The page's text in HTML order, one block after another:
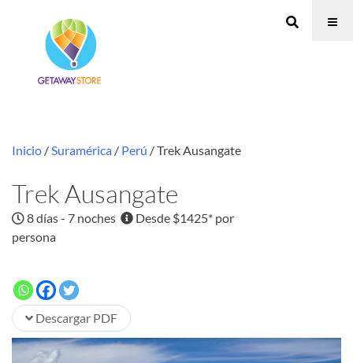
Inicio / Suramérica / Perú / Trek Ausangate
Trek Ausangate
8 días - 7 noches
Desde $1425* por
persona
Descargar PDF